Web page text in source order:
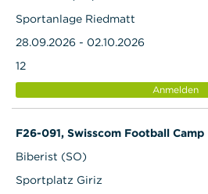
Sportanlage Riedmatt
28.09.2026 - 02.10.2026
12
Anmelden
F26-091, Swisscom Football Camp
Biberist (SO)
Sportplatz Giriz